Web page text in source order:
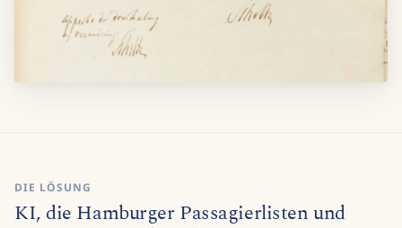
DIE LÖSUNG
KI, die Hamburger Passagierlisten und